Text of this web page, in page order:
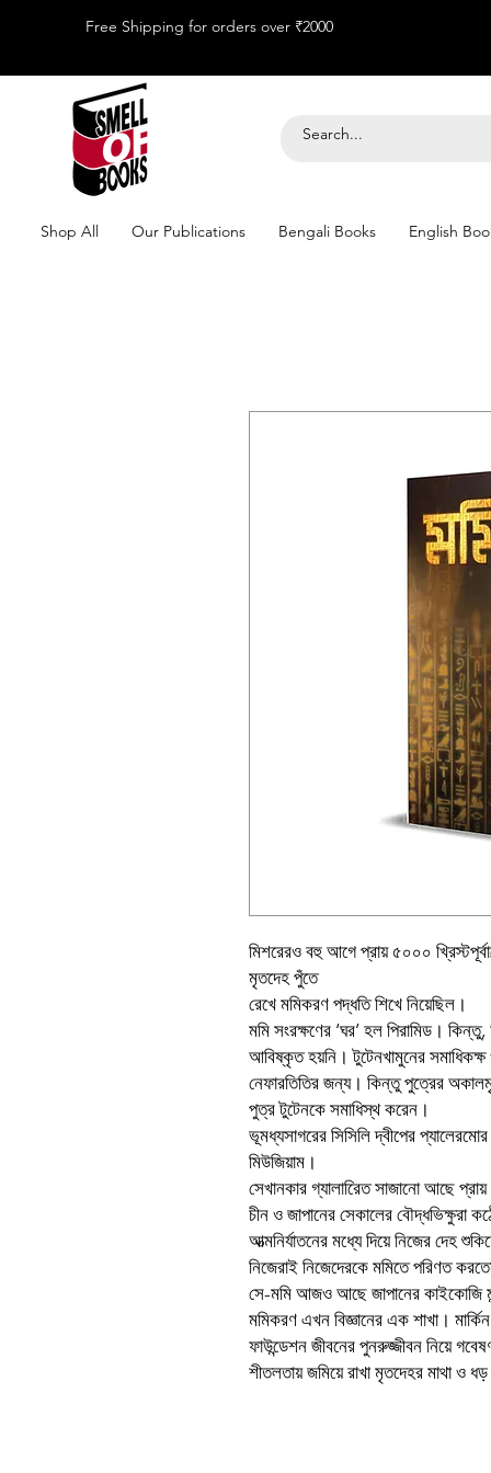
Free Shipping for orders over ₹2000
Shop All Our Publications Bengali Books English
মিশরেরও বহু আগে প্রায় ৫০০০
মৃতদেহ পুঁতে
রেখে মমিকরণ পদ্ধতি শিখে নিয়েছিল।
মমি সংরক্ষণের ‘ঘর’ হল পিরামিড।
আবিষ্কৃত হয়নি। টুটেনখামুনের
নেফারতিতির জন্য। কিন্তু পুত্রের
পুত্র টুটেনকে সমাধিস্থ করেন।
ভূমধ্যসাগরের সিসিলি দ্বীপের
মিউজিয়াম।
সেখানকার গ্যালারিেত সাজানো আছে
চীন ও জাপানের সেকালের বৌদ্ধভিক্ষুরা
আত্মনির্যাতনের মধ্যে দিয়ে নিজের দেহ
নিজেরাই নিজেদেরকে মমিতে পরিণত
সে-মমি আজও আছে জাপানের কাইকোজি
মমিকরণ এখন বিজ্ঞানের এক শাখা।
ফাউন্ডেশন জীবনের পুনরুজ্জীবন নিয়ে
শীতলতায় জমিয়ে রাখা মৃতদেহর মাথা ও